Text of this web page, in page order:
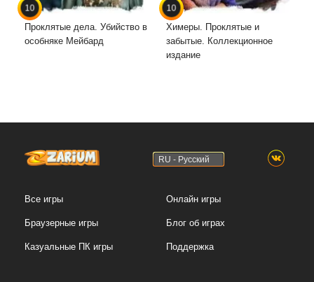
10
Проклятые дела. Убийство в
особняке Мейбард
10
Химеры. Проклятые и
забытые. Коллекционное
издание
RU - Русский
Все игры
Браузерные игры
Казуальные ПК игры
Онлайн игры
Блог об играх
Поддержка